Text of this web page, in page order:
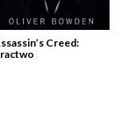
Creed: